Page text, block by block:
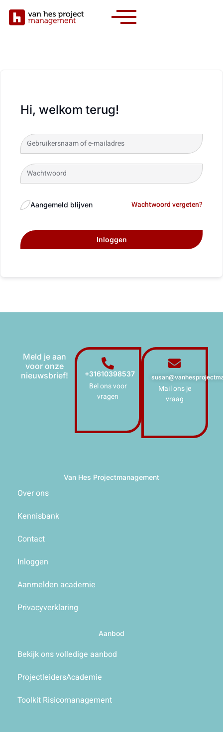
Hi, welkom terug!
Aangemeld blijven Wachtwoord vergeten?
Inloggen
Meld je aan
voor onze
nieuwsbrief!
+31610398537
Bel ons voor
vragen
Mail ons je
vraag
Van Hes Projectmanagement
Over ons
Kennisbank
Contact
Inloggen
Aanmelden academie
Privacyverklaring
Aanbod
Bekijk ons volledige aanbod
ProjectleidersAcademie
Toolkit Risicomanagement